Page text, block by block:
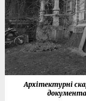
Архітектурні